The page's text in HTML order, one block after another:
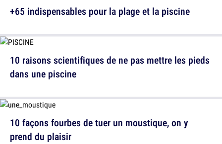
+65 indispensables pour la plage et la piscine
10 façons fourbes de tuer un moustique, on y
prend du plaisir
10 raisons scientifiques de ne pas mettre les pieds
dans une piscine